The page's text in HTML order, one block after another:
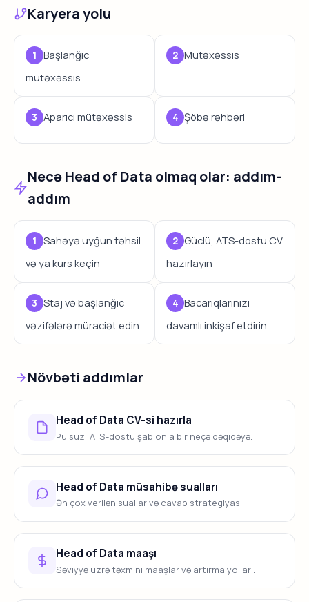
Karyera yolu
Başlanğıc
mütəxəssis
Mütəxəssis
Aparıcı mütəxəssis Şöbə rəhbəri
Necə Head of Data olmaq olar: addım-
addım
Sahəyə uyğun təhsil
və ya kurs keçin
Güclü, ATS-dostu CV
hazırlayın
Staj və başlanğıc
vəzifələrə müraciət edin
Bacarıqlarınızı
davamlı inkişaf etdirin
Növbəti addımlar
Head of Data CV-si hazırla
Pulsuz, ATS-dostu şablonla bir neçə dəqiqəyə.
Head of Data müsahibə sualları
Ən çox verilən suallar və cavab strategiyası.
Head of Data maaşı
Səviyyə üzrə təxmini maaşlar və artırma yolları.